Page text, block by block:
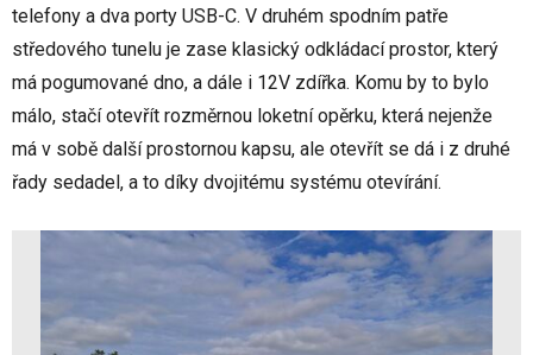
telefony a dva porty USB-C. V druhém spodním patře
středového tunelu je zase klasický odkládací prostor, který
má pogumované dno, a dále i 12V zdířka. Komu by to bylo
málo, stačí otevřít rozměrnou loketní opěrku, která nejenže
má v sobě další prostornou kapsu, ale otevřít se dá i z druhé
řady sedadel, a to díky dvojitému systému otevírání.